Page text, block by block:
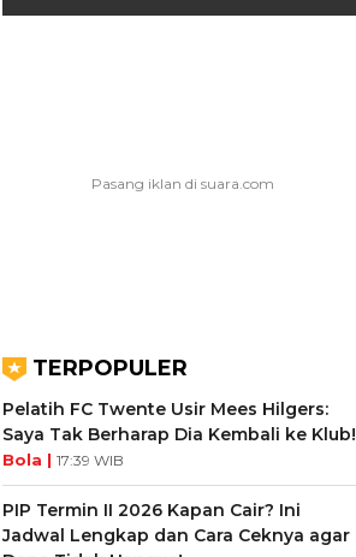
TERPOPULER
Pelatih FC Twente Usir Mees Hilgers:
Saya Tak Berharap Dia Kembali ke Klub!
Bola | 17:39 WIB
PIP Termin II 2026 Kapan Cair? Ini
Jadwal Lengkap dan Cara Ceknya agar